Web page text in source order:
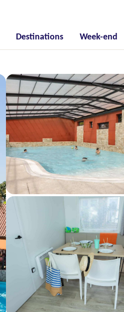
Destinations Week-end